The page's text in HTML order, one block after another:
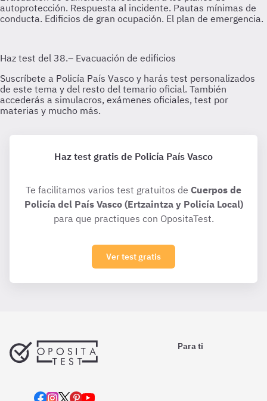
Haz test gratis de Policía País Vasco
Te facilitamos varios test gratuitos de Cuerpos de
Policía del País Vasco (Ertzaintza y Policía Local)
para que practiques con OpositaTest.
Ver test gratis
Para ti